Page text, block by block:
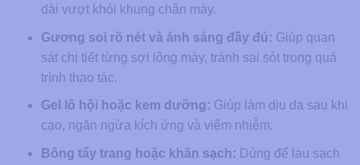
dài vượt khỏi khung chân mày.
Gương soi rõ nét và ánh sáng đầy đủ: Giúp quan
sát chi tiết từng sợi lông mày, tránh sai sót trong quá
trình thao tác.
Gel lô hội hoặc kem dưỡng: Giúp làm dịu da sau khi
cạo, ngăn ngừa kích ứng và viêm nhiễm.
Bông tẩy trang hoặc khăn sạch: Dùng để lau sạch